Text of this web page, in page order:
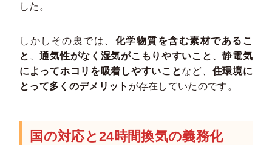
した。
しかしその裏では、 化学物質を含む素材であるこ
と
、通気性がなく湿気がこもりやすいこと 、静電気
によってホコリを吸着しやすいことなど、 住環境に
とって多くのデメリット が存在していたのです。
国の対応と24時間換気の義務化